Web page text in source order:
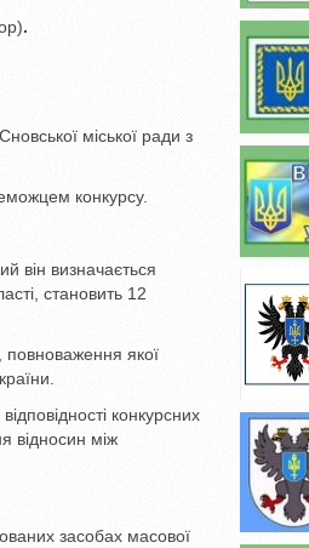
.
міської ради з
конкурсу.
він визначається
становить 12
повноваження якої
конкурсних
відносин між
засобах масової